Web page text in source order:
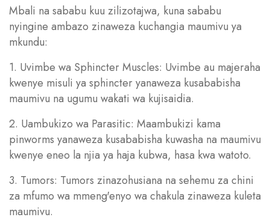
Mbali na sababu kuu zilizotajwa, kuna sababu
nyingine ambazo zinaweza kuchangia maumivu ya
mkundu:
1. Uvimbe wa Sphincter Muscles: Uvimbe au majeraha
kwenye misuli ya sphincter yanaweza kusababisha
maumivu na ugumu wakati wa kujisaidia.
2. Uambukizo wa Parasitic: Maambukizi kama
pinworms yanaweza kusababisha kuwasha na maumivu
kwenye eneo la njia ya haja kubwa, hasa kwa watoto.
3. Tumors: Tumors zinazohusiana na sehemu za chini
za mfumo wa mmeng'enyo wa chakula zinaweza kuleta
maumivu.